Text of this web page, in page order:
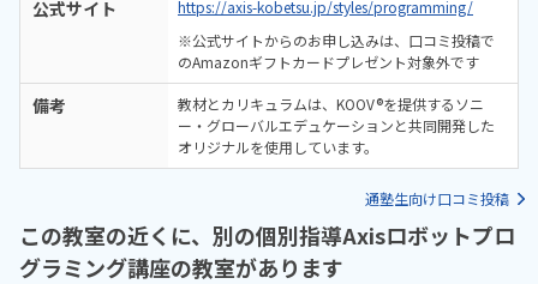
公式サイト
https://axis-kobetsu.jp/styles/programming/
※公式サイトからのお申し込みは、口コミ投稿で
のAmazonギフトカードプレゼント対象外です
備考
教材とカリキュラムは、KOOV®を提供するソニ
ー・グローバルエデュケーションと共同開発した
オリジナルを使用しています。
通塾生向け口コミ投稿
この教室の近くに、別の個別指導Axisロボットプロ
グラミング講座の教室があります